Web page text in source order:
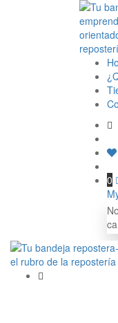
0